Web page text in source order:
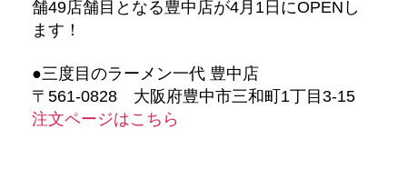
舗49店舗目となる豊中店が4月1日にOPENし
ます！
●三度目のラーメン一代 豊中店
〒561-0828 大阪府豊中市三和町1丁目3-15
注文ページはこちら